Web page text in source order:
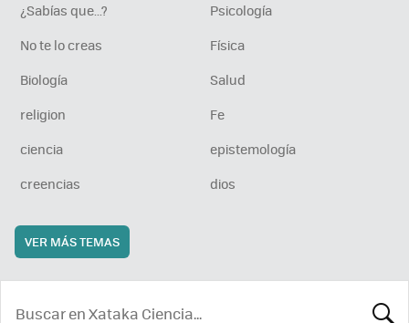
¿Sabías que...?
Psicología
No te lo creas
Física
Biología
Salud
religion
Fe
ciencia
epistemología
creencias
dios
VER MÁS TEMAS